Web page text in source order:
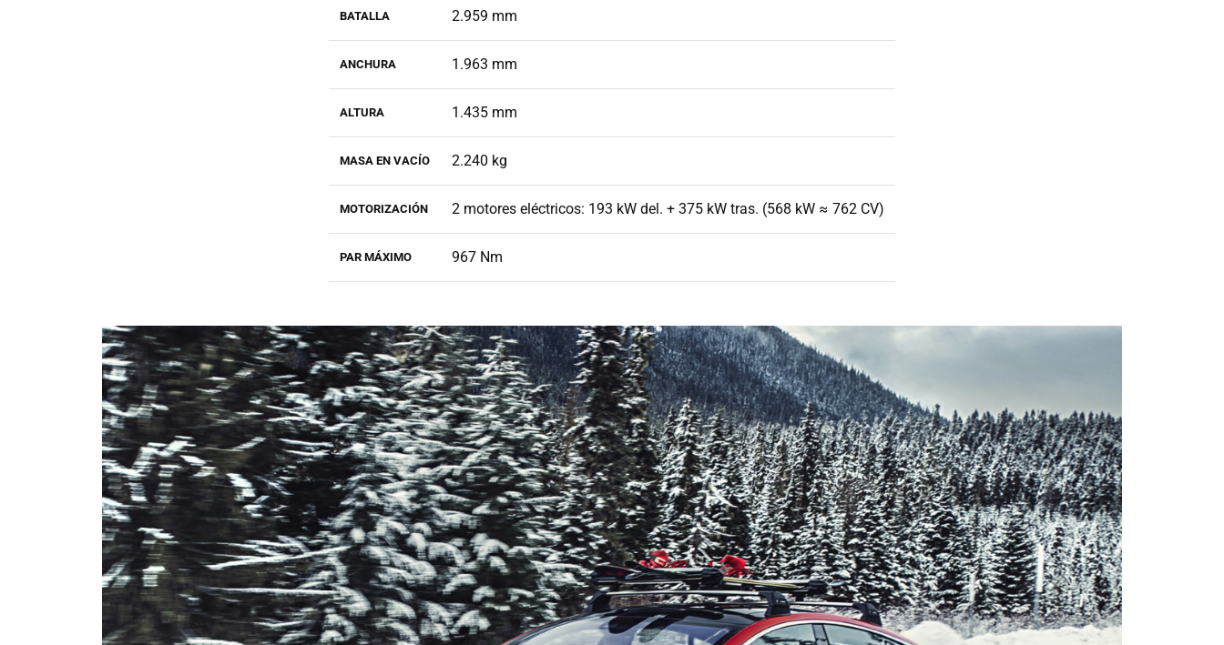
BATALLA 2.959 mm
ANCHURA 1.963 mm
ALTURA 1.435 mm
MASA EN VACÍO 2.240 kg
MOTORIZACIÓN 2 motores eléctricos: 193 kW del. + 375 kW tras. (568 kW ≈ 762 CV)
PAR MÁXIMO 967 Nm